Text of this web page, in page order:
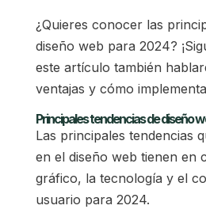
¿Quieres conocer las
diseño web para 2024?
este artículo también
ventajas y cómo
Principales tendencias de diseño
Las principales tendencias
en el diseño web tienen en
gráfico, la tecnología y el
usuario para 2024.